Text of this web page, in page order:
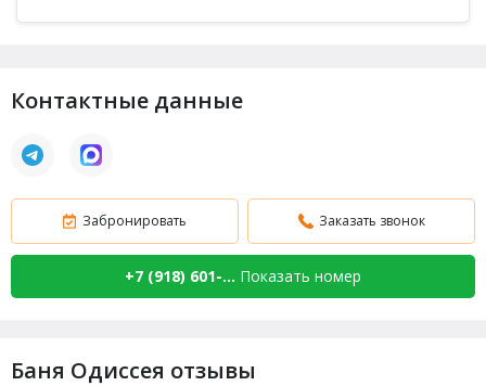
Дубовый, Со своим веником, Парковка, Мыло
Контактные данные
Забронировать Заказать звонок
+7 (918) 601-... Показать номер
Баня Одиссея отзывы